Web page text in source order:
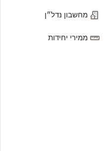
מחשבון נדל״ן
ממירי יחידות